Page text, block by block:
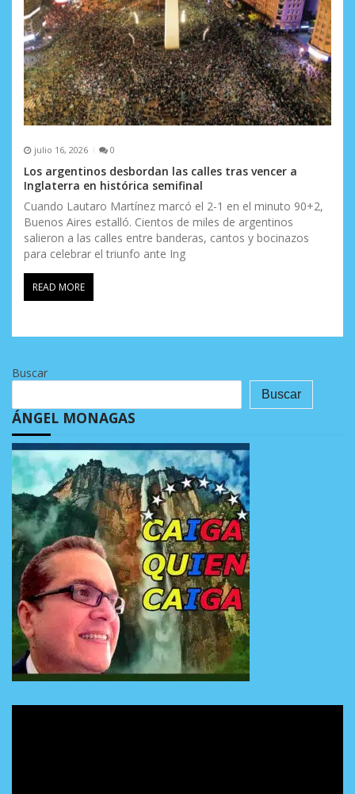
julio 16, 2026 0
Los argentinos desbordan las calles tras vencer a
Inglaterra en histórica semifinal
Cuando Lautaro Martínez marcó el 2-1 en el minuto 90+2,
Buenos Aires estalló. Cientos de miles de argentinos
salieron a las calles entre banderas, cantos y bocinazos
para celebrar el triunfo ante Ing
READ MORE
Buscar
Buscar
ÁNGEL MONAGAS